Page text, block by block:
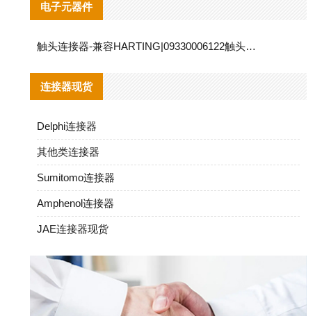
电子元器件
触头连接器-兼容HARTING|09330006122触头连接器替代品说明
连接器现货
Delphi连接器
其他类连接器
Sumitomo连接器
Amphenol连接器
JAE连接器现货